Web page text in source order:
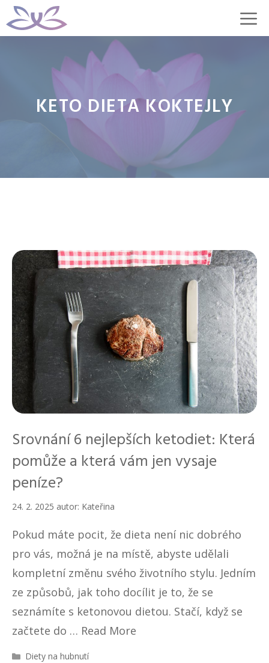
Přeskočit
na
KETO DIETA KOKTEJLY
Srovnání 6 nejlepších ketodiet: Která
pomůže a která vám jen vysaje
peníze?
24. 2. 2025 autor: Kateřina
Pokud máte pocit, že dieta není nic dobrého
pro vás, možná je na místě, abyste udělali
kompletní změnu svého životního stylu. Jedním
ze způsobů, jak toho docílit je to, že se
seznámíte s ketonovou dietou. Stačí, když se
začtete do … Read More
R
Diety na hubnutí